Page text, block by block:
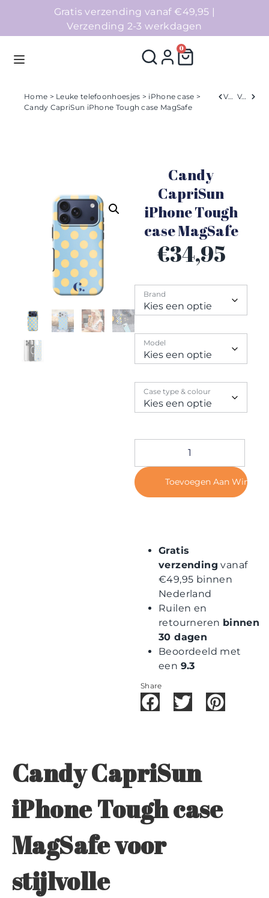
Gratis verzending vanaf €49,95 |
Verzending 2-3 werkdagen
0
Collecties
Contact
Home > Leuke telefoonhoesjes > iPhone case >
Candy CapriSun iPhone Tough case MagSafe
Verleden Volgend
Candy
CapriSun
iPhone Tough
case MagSafe
€34,95
Brand
Model
Case type & colour
Toevoegen Aan
Gratis
verzending vanaf
€49,95 binnen
Nederland
Ruilen en
retourneren binnen
30 dagen
Beoordeeld met
een 9.3
Share
Candy CapriSun
iPhone Tough case
MagSafe voor
stijlvolle